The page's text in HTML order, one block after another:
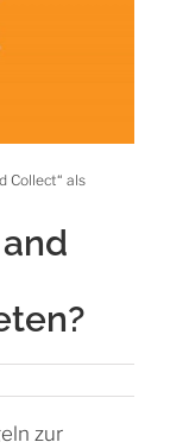
Collect“ als
zur